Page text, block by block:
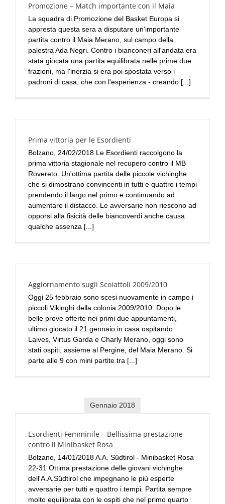
Promozione – Match importante con il Maia
La squadra di Promozione del Basket Europa si
appresta questa sera a disputare un'importante
partita contro il Maia Merano, sul campo della
palestra Ada Negri. Contro i bianconeri all'andata era
stata giocata una partita equilibrata nelle prime due
frazioni, ma l'inerzia si era poi spostata verso i
padroni di casa, che con l'esperienza - creando [...]
Prima vittoria per le Esordienti
Bolzano, 24/02/2018 Le Esordienti raccolgono la
prima vittoria stagionale nel recupero contro il MB
Rovereto. Un'ottima partita delle piccole vichinghe
che si dimostrano convincenti in tutti e quattro i tempi
prendendo il largo nel primo e continuando ad
aumentare il distacco. Le avversarie non riescono ad
opporsi alla fisicità delle biancoverdi anche causa
qualche assenza [...]
Aggiornamento sugli Scoiattoli 2009/2010
Oggi 25 febbraio sono scesi nuovamente in campo i
piccoli Vikinghi della colonia 2009/2010. Dopo le
belle prove offerte nei primi due appuntamenti,
ultimo giocato il 21 gennaio in casa ospitando
Laives, Virtus Garda e Charly Merano, oggi sono
stati ospiti, assieme al Pergine, del Maia Merano. Si
parte alle 9 con mini partite tra [...]
Gennaio 2018
Esordienti Femminile – Bellissima prestazione
contro il Minibasket Rosa
Bolzano, 14/01/2018 A.A. Südtirol - Minibasket Rosa
22-31 Ottima prestazione delle giovani vichinghe
dell'A.A.Südtirol che impegnano le più esperte
avversarie per tutti e quattro i tempi. Partita sempre
molto equilibrata con le ospiti che nel primo quarto